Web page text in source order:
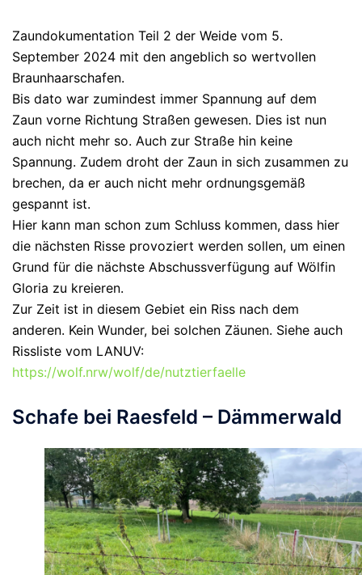
Zaundokumentation Teil 2 der Weide vom 5.
September 2024 mit den angeblich so wertvollen
Braunhaarschafen.
Bis dato war zumindest immer Spannung auf dem
Zaun vorne Richtung Straßen gewesen. Dies ist nun
auch nicht mehr so. Auch zur Straße hin keine
Spannung. Zudem droht der Zaun in sich zusammen zu
brechen, da er auch nicht mehr ordnungsgemäß
gespannt ist.
Hier kann man schon zum Schluss kommen, dass hier
die nächsten Risse provoziert werden sollen, um einen
Grund für die nächste Abschussverfügung auf Wölfin
Gloria zu kreieren.
Zur Zeit ist in diesem Gebiet ein Riss nach dem
anderen. Kein Wunder, bei solchen Zäunen. Siehe auch
Rissliste vom LANUV:
https://wolf.nrw/wolf/de/nutztierfaelle
Schafe bei Raesfeld – Dämmerwald